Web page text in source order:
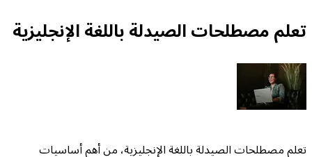
تعلم مصطلحات الصيدلة باللغة الإنجليزية
تعلم مصطلحات الصيدلة باللغة الإنجليزية، من أهم أساسيات